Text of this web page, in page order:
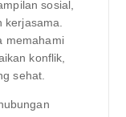
sosial,
memahami
konflik,
sehat.